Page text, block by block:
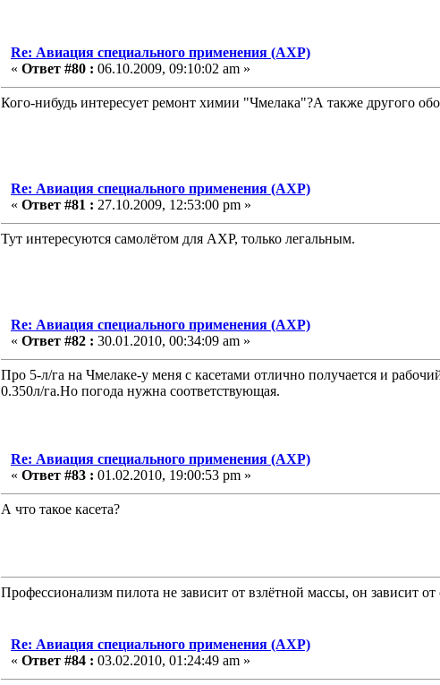
Re: Авиация специального применения (АХР)
« Ответ #80 : 06.10.2009, 09:10:02 am »
Кого-нибудь интересует ремонт химии "Чмелака"?А также другого
Re: Авиация специального применения (АХР)
« Ответ #81 : 27.10.2009, 12:53:00 pm »
Тут интересуются самолётом для АХР, только легальным.
Re: Авиация специального применения (АХР)
« Ответ #82 : 30.01.2010, 00:34:09 am »
Про 5-л/га на Чмелаке-у меня с касетами отлично получается и
0.350л/га.Но погода нужна соответствующая.
Re: Авиация специального применения (АХР)
« Ответ #83 : 01.02.2010, 19:00:53 pm »
А что такое касета?
Профессионализм пилота не зависит от взлётной массы, он зависит
Re: Авиация специального применения (АХР)
« Ответ #84 : 03.02.2010, 01:24:49 am »